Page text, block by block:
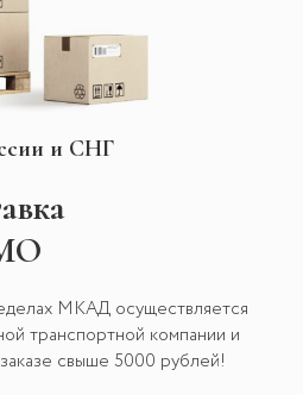
и СНГ
МКАД осуществляется
транспортной компании и
свыше 5000 рублей!